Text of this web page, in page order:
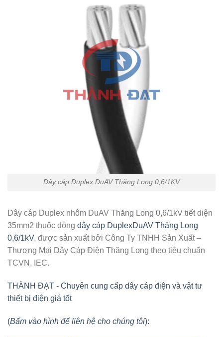
Dây cáp Duplex DuAV Thăng Long 0,6/1KV
Dây cáp Duplex nhôm DuAV Thăng Long 0,6/1kV tiết diện
35mm2 thuộc dòng dây cáp DuplexDuAV Thăng Long
0,6/1kV, được sản xuất bởi Công Ty TNHH Sản Xuất –
Thương Mại Dây Cáp Điện Thăng Long theo tiêu chuẩn
TCVN, IEC.
THÀNH ĐẠT - Chuyên cung cấp dây cáp điện và vật tư
thiết bị điện giá tốt
(Bấm vào hình để liên hệ cho chúng tôi):